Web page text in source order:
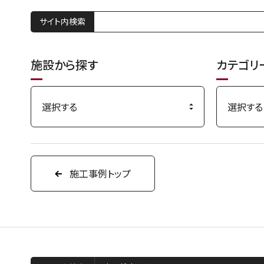
サイト内検索
施設から探す カテゴ
施工事例トップ